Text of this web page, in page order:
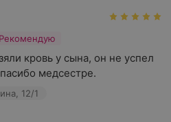
Рекомендую
кровь у сына, он не успел
медсестре.
12/1